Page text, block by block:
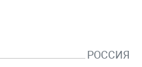
РОССИЯ